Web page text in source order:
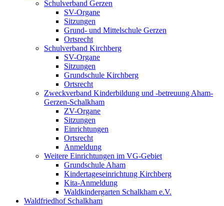
Schulverband Gerzen
SV-Organe
Sitzungen
Grund- und Mittelschule Gerzen
Ortsrecht
Schulverband Kirchberg
SV-Organe
Sitzungen
Grundschule Kirchberg
Ortsrecht
Zweckverband Kinderbildung und -betreuung Aham-
Gerzen-Schalkham
ZV-Organe
Sitzungen
Einrichtungen
Ortsrecht
Anmeldung
Weitere Einrichtungen im VG-Gebiet
Grundschule Aham
Kindertageseinrichtung Kirchberg
Kita-Anmeldung
Waldkindergarten Schalkham e.V.
Waldfriedhof Schalkham